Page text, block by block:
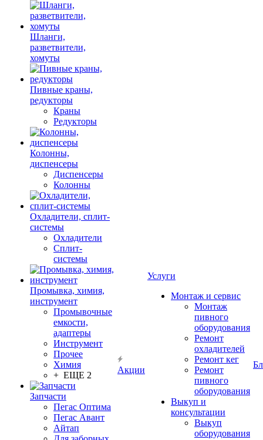
Шланги,
разветвители,
хомуты
Пивные краны,
редукторы
Краны
Редукторы
Колонны,
диспенсеры
Диспенсеры
Колонны
Охладители, сплит-
системы
Охладители
Сплит-
системы
Промывка, химия,
инструмент
Промывочные
емкости,
адаптеры
Инструмент
Прочее
Химия
+ ЕЩЕ 2
Запчасти
Пегас Оптима
Пегас Авант
Айтап
Акции
Услуги
Монтаж и сервис
Монтаж
пивного
оборудования
Ремонт
охладителей
Ремонт кег
Ремонт
пивного
оборудования
Выкуп и
консультации
Выкуп
оборудования